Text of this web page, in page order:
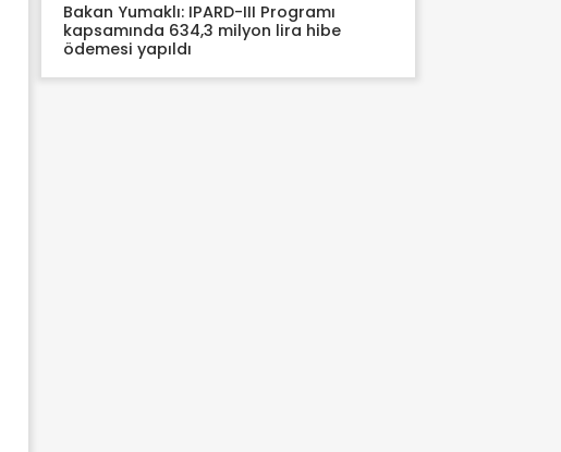
Bakan Yumaklı: IPARD-III Programı
kapsamında 634,3 milyon lira hibe
ödemesi yapıldı